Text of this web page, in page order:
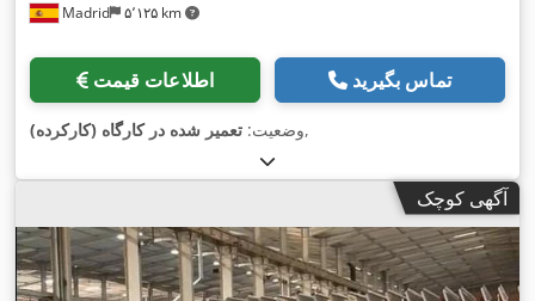
Madrid ۵٬۱۲۵ km
اطلاعات قیمت تماس بگیرید
وضعیت: تعمیر شده در کارگاه (کارکرده) ,
آگهی کوچک